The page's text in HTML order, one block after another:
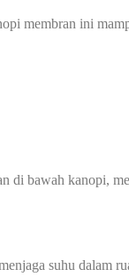
membran ini
di bawah kanopi,
suhu dalam